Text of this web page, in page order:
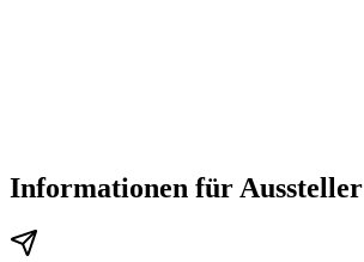
Informationen für Aussteller